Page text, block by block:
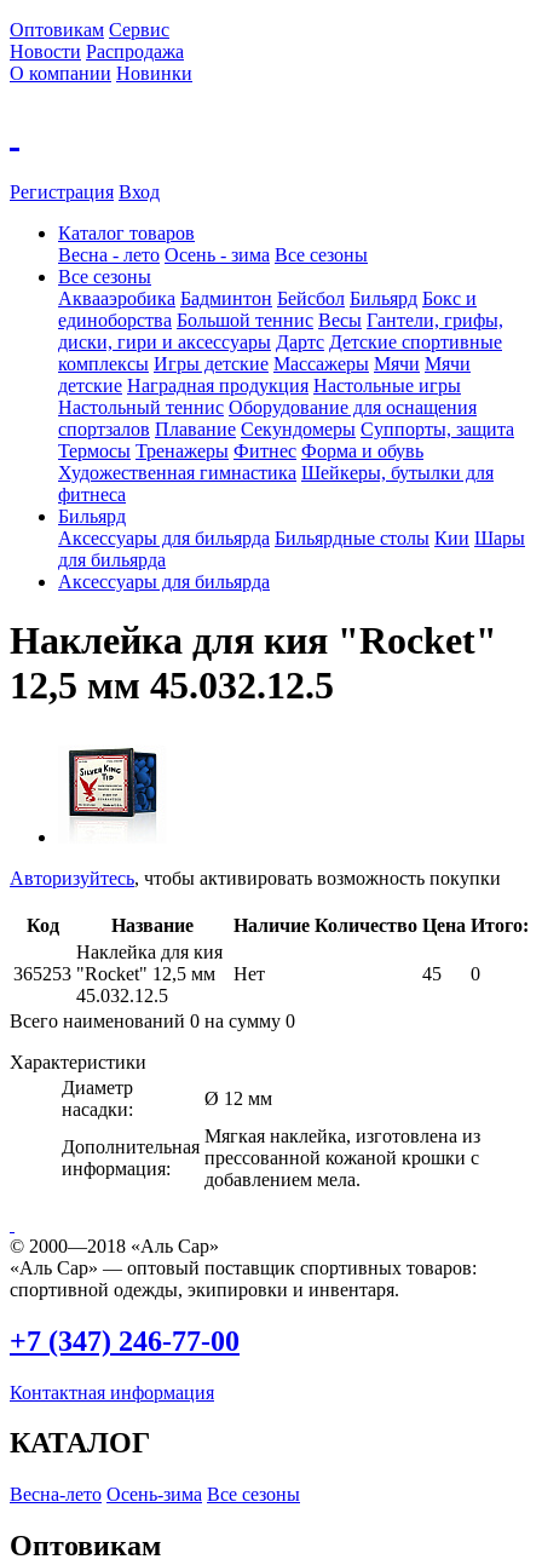
Оптовикам Сервис
Новости Распродажа
О компании Новинки
Регистрация Вход
Каталог товаров
Весна - лето Осень - зима Все сезоны
Все сезоны
Аквааэробика Бадминтон Бейсбол Бильярд Бокс и
единоборства Большой теннис Весы Гантели, грифы,
диски, гири и аксессуары Дартс Детские спортивные
комплексы Игры детские Массажеры Мячи Мячи
детские Наградная продукция Настольные игры
Настольный теннис Оборудование для оснащения
спортзалов Плавание Секундомеры Суппорты, защита
Термосы Тренажеры Фитнес Форма и обувь
Художественная гимнастика Шейкеры, бутылки для
фитнеса
Бильярд
Аксессуары для бильярда Бильярдные столы Кии Шары
для бильярда
Аксессуары для бильярда
Наклейка для кия "Rocket"
12,5 мм 45.032.12.5
Авторизуйтесь, чтобы активировать возможность покупки
Код Название Наличие Количество Цена Итого:
365253
Наклейка для кия
"Rocket" 12,5 мм
45.032.12.5
Нет 45 0
Всего наименований 0 на сумму 0
Характеристики
Диаметр
насадки:
Ø 12 мм
Дополнительная
информация:
Мягкая наклейка, изготовлена из
прессованной кожаной крошки с
добавлением мела.
© 2000—2018 «Аль Сар»
«Аль Сар» — оптовый поставщик спортивных товаров:
спортивной одежды, экипировки и инвентаря.
+7 (347) 246-77-00
Контактная информация
КАТАЛОГ
Весна-лето Осень-зима Все сезоны
Оптовикам